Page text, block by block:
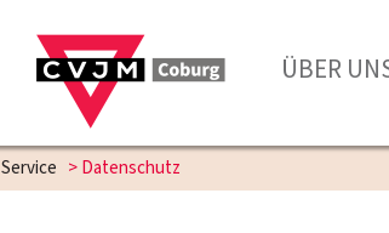
ÜBER
Service >Datenschutz